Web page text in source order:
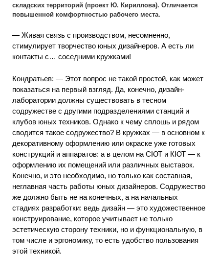
складских территорий (проект Ю. Кириллова). Отличается
повышенной комфортностью рабочего места.
— Живая связь с производством, несомненно,
стимулирует творчество юных дизайнеров. А есть ли
контакты с… соседними кружками!
Кондратьев: — Этот вопрос не такой простой, как может
показаться на первый взгляд. Да, конечно, дизайн-
лаборатории должны существовать в тесном
содружестве с другими подразделениями станций и
клубов юных техников. Однако к чему сплошь и рядом
сводится такое содружество? В кружках — в основном к
декоративному оформлению или окраске уже готовых
конструкций и аппаратов: а в целом на СЮТ и КЮТ — к
оформлению их помещений или различных выставок.
Конечно, и это необходимо, но только как составная,
неглавная часть работы юных дизайнеров. Содружество
же должно быть не на конечных, а на начальных
стадиях разработки: ведь дизайн — это художественное
конструирование, которое учитывает не только
эстетическую сторону техники, но и функциональную, в
том числе и эргономику, то есть удобство пользования
этой техникой.